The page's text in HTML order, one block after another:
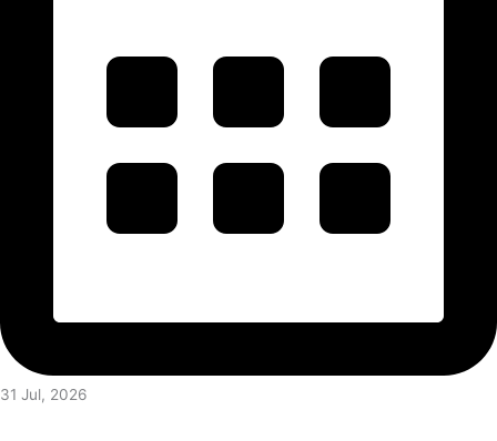
31 Jul, 2026